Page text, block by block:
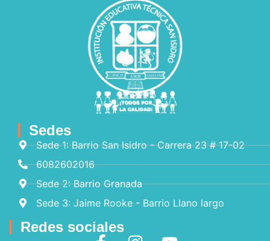
Sedes
Sede 1: Barrio San Isidro - Carrera 23 # 17-02
6082602016
Sede 2: Barrio Granada
Sede 3: Jaime Rooke - Barrio Llano largo
Redes sociales